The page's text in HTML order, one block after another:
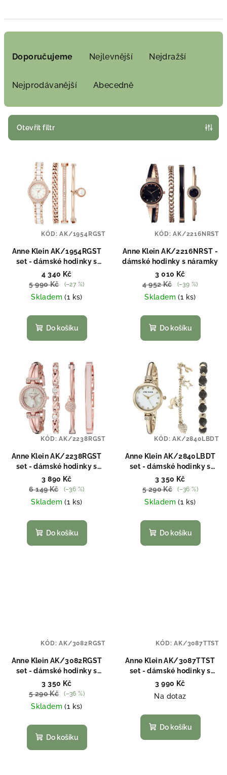
r
Doporučujeme Nejlevnější Nejdražší
Nejprodávanější Abecedně
Otevřít filtr
Anne Klein AK/1954RGST
set - dámské hodinky s
náramky
4 340 Kč
5 990 Kč
(–27 %)
Skladem(1 ks)
Do košíku
KÓD:AK/1954RGST
Anne Klein AK/2216NRST -
dámské hodinky s náramky
3 010 Kč
4 952 Kč
(–39 %)
Skladem(1 ks)
Do košíku
KÓD:AK/2216NRST
Anne Klein AK/2238RGST
set - dámské hodinky s
náramky
3 890 Kč
6 149 Kč
(–36 %)
Skladem(1 ks)
Do košíku
KÓD:AK/2238RGST
Anne Klein AK/2840LBDT
set - dámské hodinky s
náramky
3 350 Kč
5 290 Kč
(–36 %)
Skladem(1 ks)
Do košíku
KÓD:AK/2840LBDT
Anne Klein AK/3082RGST
set - dámské hodinky s
náramky
3 350 Kč
5 290 Kč
(–36 %)
Skladem(1 ks)
Do košíku
KÓD:AK/3082RGST
Anne Klein AK/3087TTST
set - dámské hodinky s
náramky
3 990 Kč
Na dotaz
Do košíku
KÓD:AK/3087TTST